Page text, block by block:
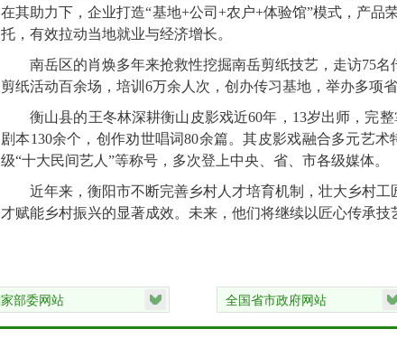
在其助力下，企业打造“基地+公司+农户+体验馆”模式，产品
托，有效拉动当地就业与经济增长。
南岳区的肖焕多年来抢救性挖掘南岳剪纸技艺，走访75
剪纸活动百余场，培训6万余人次，创办传习基地，举办多项
衡山县的王冬林深耕衡山皮影戏近60年，13岁出师，完
剧本130余个，创作劝世唱词80余篇。其皮影戏融合多元艺
级“十大民间艺人”等称号，多次登上中央、省、市各级媒体。
近年来，衡阳市不断完善乡村人才培育机制，壮大乡村
才赋能乡村振兴的显著成效。未来，他们将继续以匠心传承